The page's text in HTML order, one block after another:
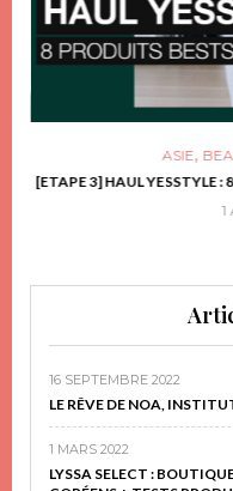
ASIE,
[ETAPE 3] HAUL YESSTYLE :
1
16 SEPTEMBRE 2022
LE RÊVE DE NOA,
1 MARS 2022
LYSSA SELECT :